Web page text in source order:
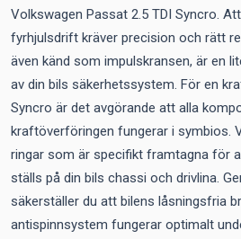
Volkswagen Passat 2.5 TDI Syncro.
fyrhjulsdrift kräver precision och rätt
även känd som impulskransen, är en
av din bils säkerhetssystem. För en
Syncro är det avgörande att alla
kraftöverföringen fungerar i symbios.
ringar som är specifikt framtagna för
ställs på din bils chassi och drivlina.
säkerställer du att bilens låsningsfria
antispinnsystem fungerar optimalt